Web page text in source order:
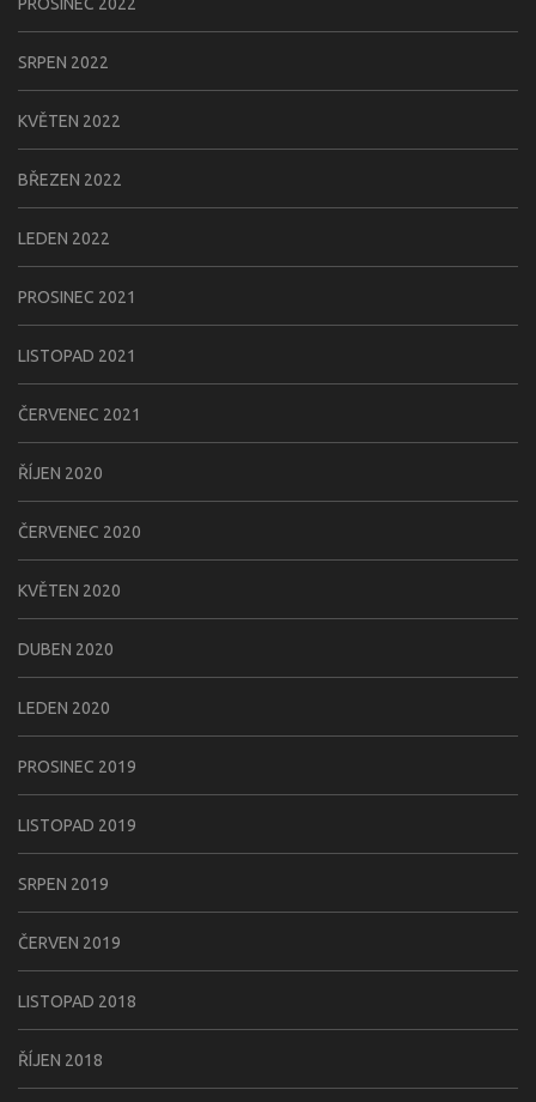
PROSINEC 2022
SRPEN 2022
KVĚTEN 2022
BŘEZEN 2022
LEDEN 2022
PROSINEC 2021
LISTOPAD 2021
ČERVENEC 2021
ŘÍJEN 2020
ČERVENEC 2020
KVĚTEN 2020
DUBEN 2020
LEDEN 2020
PROSINEC 2019
LISTOPAD 2019
SRPEN 2019
ČERVEN 2019
LISTOPAD 2018
ŘÍJEN 2018